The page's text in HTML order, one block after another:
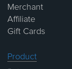
Merchant
Affiliate
Gift Cards
Product